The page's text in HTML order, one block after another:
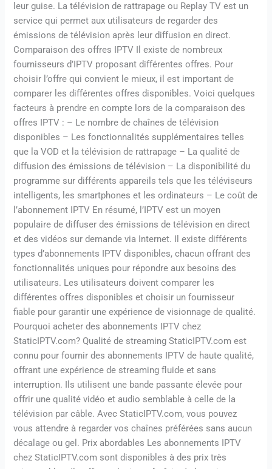
leur guise. La télévision de rattrapage ou Replay TV est un
service qui permet aux utilisateurs de regarder des
émissions de télévision après leur diffusion en direct.
Comparaison des offres IPTV Il existe de nombreux
fournisseurs d’IPTV proposant différentes offres. Pour
choisir l’offre qui convient le mieux, il est important de
comparer les différentes offres disponibles. Voici quelques
facteurs à prendre en compte lors de la comparaison des
offres IPTV : – Le nombre de chaînes de télévision
disponibles – Les fonctionnalités supplémentaires telles
que la VOD et la télévision de rattrapage – La qualité de
diffusion des émissions de télévision – La disponibilité du
programme sur différents appareils tels que les téléviseurs
intelligents, les smartphones et les ordinateurs – Le coût de
l’abonnement IPTV En résumé, l’IPTV est un moyen
populaire de diffuser des émissions de télévision en direct
et des vidéos sur demande via Internet. Il existe différents
types d’abonnements IPTV disponibles, chacun offrant des
fonctionnalités uniques pour répondre aux besoins des
utilisateurs. Les utilisateurs doivent comparer les
différentes offres disponibles et choisir un fournisseur
fiable pour garantir une expérience de visionnage de qualité.
Pourquoi acheter des abonnements IPTV chez
StaticIPTV.com? Qualité de streaming StaticIPTV.com est
connu pour fournir des abonnements IPTV de haute qualité,
offrant une expérience de streaming fluide et sans
interruption. Ils utilisent une bande passante élevée pour
offrir une qualité vidéo et audio semblable à celle de la
télévision par câble. Avec StaticIPTV.com, vous pouvez
vous attendre à regarder vos chaînes préférées sans aucun
décalage ou gel. Prix abordables Les abonnements IPTV
chez StaticIPTV.com sont disponibles à des prix très